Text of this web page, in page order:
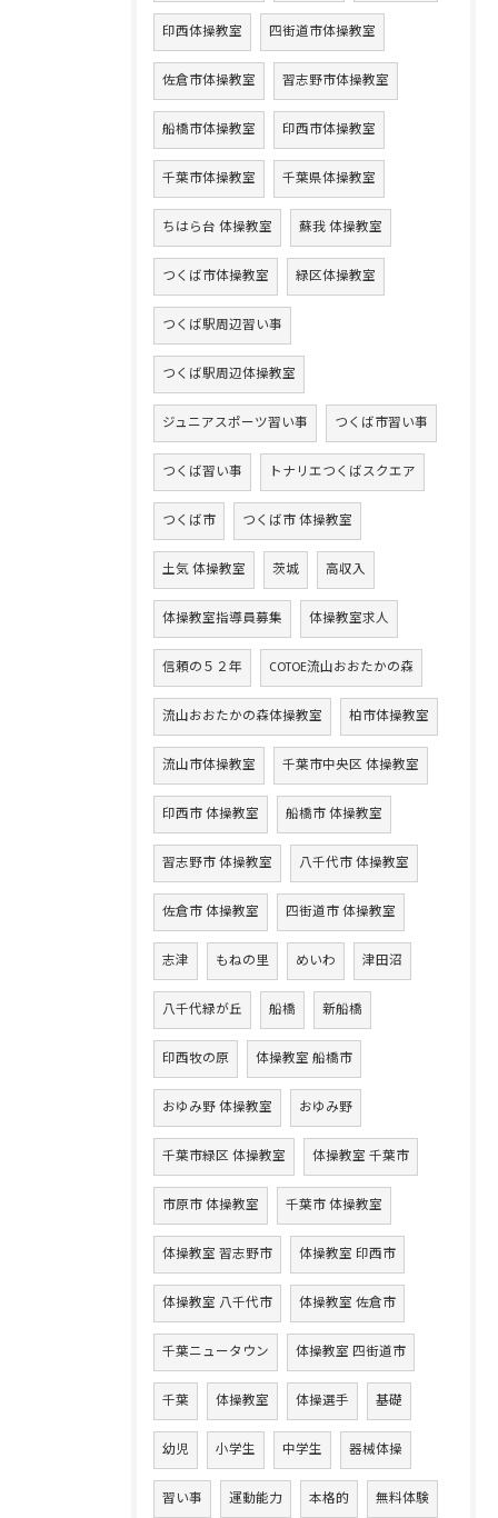
印西体操教室 四街道市体操教室
佐倉市体操教室 習志野市体操教室
船橋市体操教室 印西市体操教室
千葉市体操教室 千葉県体操教室
ちはら台 体操教室 蘇我 体操教室
つくば市体操教室 緑区体操教室
つくば駅周辺習い事
つくば駅周辺体操教室
ジュニアスポーツ習い事 つくば市習い事
つくば習い事 トナリエつくばスクエア
つくば市 つくば市 体操教室
土気 体操教室 茨城 高収入
体操教室指導員募集 体操教室求人
信頼の５２年 COTOE流山おおたかの森
流山おおたかの森体操教室 柏市体操教室
流山市体操教室 千葉市中央区 体操教室
印西市 体操教室 船橋市 体操教室
習志野市 体操教室 八千代市 体操教室
佐倉市 体操教室 四街道市 体操教室
志津 もねの里 めいわ 津田沼
八千代緑が丘 船橋 新船橋
印西牧の原 体操教室 船橋市
おゆみ野 体操教室 おゆみ野
千葉市緑区 体操教室 体操教室 千葉市
市原市 体操教室 千葉市 体操教室
体操教室 習志野市 体操教室 印西市
体操教室 八千代市 体操教室 佐倉市
千葉ニュータウン 体操教室 四街道市
千葉 体操教室 体操選手 基礎
幼児 小学生 中学生 器械体操
習い事 運動能力 本格的 無料体験